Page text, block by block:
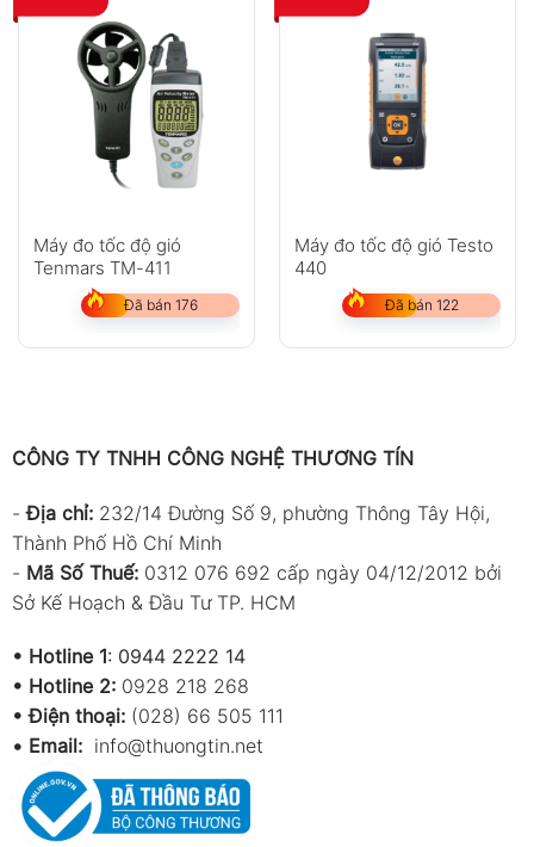
Máy đo tốc độ gió
Tenmars TM-411
Đã bán 176
Máy đo tốc độ gió Testo
440
Đã bán 122
CÔNG TY TNHH CÔNG NGHỆ THƯƠNG TÍN
-Địa chỉ: 232/14 Đường Số 9, phường Thông Tây Hội,
Thành Phố Hồ Chí Minh
- Mã Số Thuế: 0312 076 692 cấp ngày 04/12/2012 bởi
Sở Kế Hoạch & Đầu Tư TP. HCM
• Hotline 1: 0944 2222 14
• Hotline 2: 0928 218 268
• Điện thoại: (028) 66 505 111
• Email: info@thuongtin.net